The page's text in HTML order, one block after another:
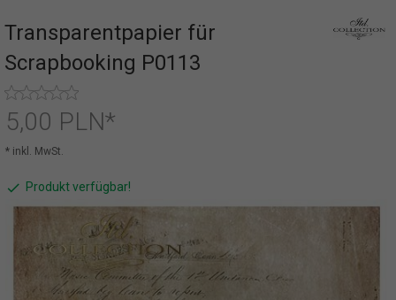
Transparentpapier für
Scrapbooking P0113
5,00 PLN*
* inkl. MwSt.
Produkt verfügbar!